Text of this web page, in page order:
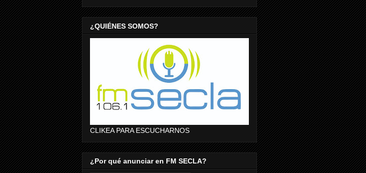
¿QUIÉNES SOMOS?
CLIKEA PARA ESCUCHARNOS
¿Por qué anunciar en FM SECLA?